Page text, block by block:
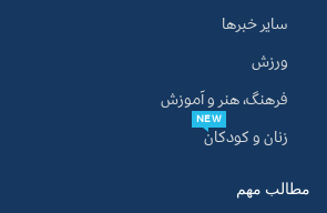
سایر خبرها
ورزش
فرهنگ، هنر و آموزش
زنان و کودکان
NEW
مطالب مهم